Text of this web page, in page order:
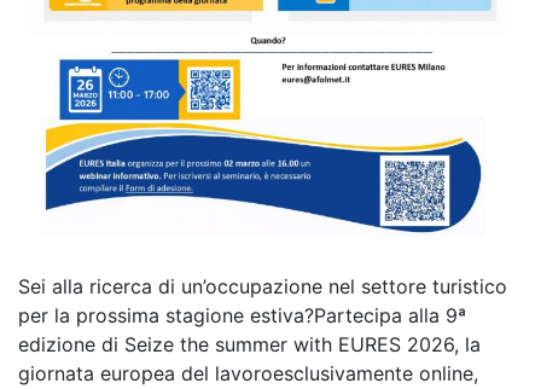
Sei alla ricerca di un’occupazione nel settore turistico
per la prossima stagione estiva?Partecipa alla 9ª
edizione di Seize the summer with EURES 2026, la
giornata europea del lavoroesclusivamente online,